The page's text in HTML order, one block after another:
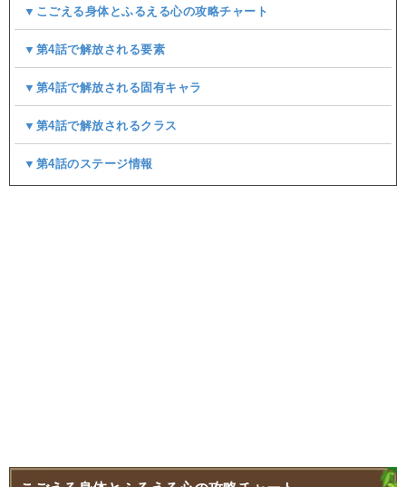
▼こごえる身体とふるえる心の攻略チャート
▼第4話で解放される要素
▼第4話で解放される固有キャラ
▼第4話で解放されるクラス
▼第4話のステージ情報